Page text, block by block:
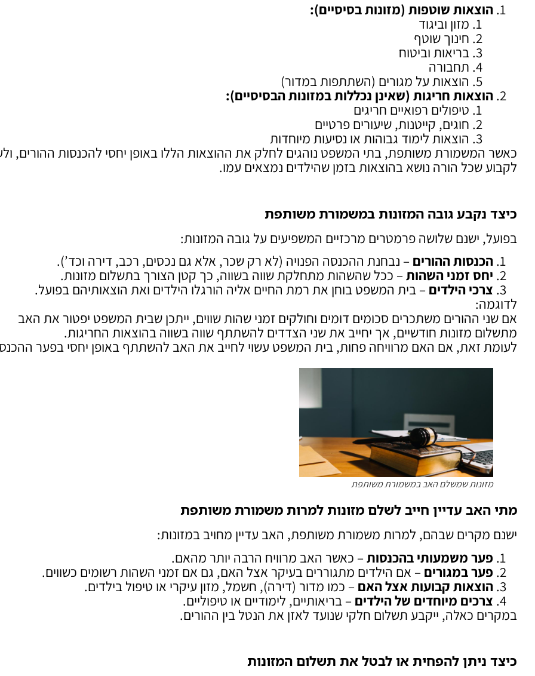
הוצאות שוטפות (מזונות בסיסיים):
מזון וביגוד
חינוך שוטף
בריאות וביטוח
תחבורה
הוצאות על מגורים (השתתפות במדור)
הוצאות חריגות (שאינן נכללות במזונות הבסיסיים):
טיפולים רפואיים חריגים
חוגים, קייטנות, שיעורים פרטיים
הוצאות לימוד גבוהות או נסיעות מיוחדות
כאשר המשמורת משותפת, בתי המשפט נוהגים לחלק את ההוצאות הללו באופן יחסי להכנסות ההורים,
לקבוע שכל הורה נושא בהוצאות בזמן שהילדים נמצאים עמו.
כיצד נקבע גובה המזונות במשמורת משותפת
בפועל, ישנם שלושה פרמטרים מרכזיים המשפיעים על גובה המזונות:
הכנסות ההורים – נבחנת ההכנסה הפנויה (לא רק שכר, אלא גם נכסים, רכב, דירה וכד’).
יחס זמני השהות – ככל שהשהות מתחלקת שווה בשווה, כך קטן הצורך בתשלום מזונות.
צרכי הילדים – בית המשפט בוחן את רמת החיים אליה הורגלו הילדים ואת הוצאותיהם בפועל.
לדוגמה:
אם שני ההורים משתכרים סכומים דומים וחולקים זמני שהות שווים, ייתכן שבית המשפט יפטור את האב
מתשלום מזונות חודשיים, אך יחייב את שני הצדדים להשתתף שווה בשווה בהוצאות החריגות.
לעומת זאת, אם האם מרוויחה פחות, בית המשפט עשוי לחייב את האב להשתתף באופן יחסי בפער
מזונות שמשלם האב במשמורת משותפת
מתי האב עדיין חייב לשלם מזונות למרות משמורת משותפת
ישנם מקרים שבהם, למרות משמורת משותפת, האב עדיין מחויב במזונות:
פער משמעותי בהכנסות – כאשר האב מרוויח הרבה יותר מהאם.
פער במגורים – אם הילדים מתגוררים בעיקר אצל האם, גם אם זמני השהות רשומים כשווים.
הוצאות קבועות אצל האם – כמו מדור (דירה), חשמל, מזון עיקרי או טיפול בילדים.
צרכים מיוחדים של הילדים – בריאותיים, לימודיים או טיפוליים.
במקרים כאלה, ייקבע תשלום חלקי שנועד לאזן את הנטל בין ההורים.
כיצד ניתן להפחית או לבטל את תשלום המזונות